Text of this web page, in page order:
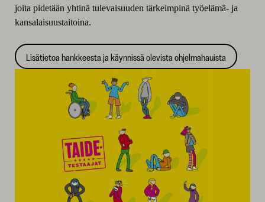
joita pidetään yhtinä tulevaisuuden tärkeimpinä työelämä- ja
kansalaisuustaitoina.
Lisätietoa hankkeesta ja käynnissä olevista ohjelmahauista